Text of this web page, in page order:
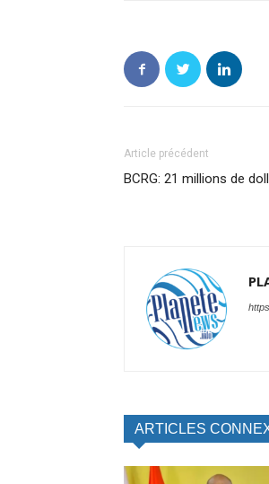
Article précédent
BCRG: 21 millions de
ARTICLES